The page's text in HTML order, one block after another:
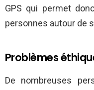
GPS qui permet
personnes autour de
Problèmes
De nombreuses